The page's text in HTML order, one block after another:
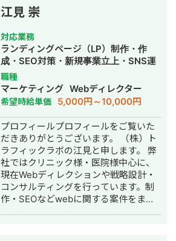
した。SEO対策においては、ゼロから
立ち上げた新規サイトをニッチ市場で
サービスキーワード検索1位に導き、月
間1.5万PV、月商500万円の売上を実現
した実績があります。 エンジニア知識
を持ったSEOディレクターとして、大
量のページを作成するようないわゆる
データベース型のサイトの構築も得意
です。 競合が対応しきれないような細
かいキーワードまで対策して、お問合
せにつなげる戦略でお客様の売上に貢
献します。 少し珍しいキャリアの特徴
として、Fリーグ（フットサル日本トッ
プリーグ）のエスポラーダ北海道、バ
サジィ大分でプロ選手として活動しな
がらWeb制作の経験を積んできました
（バサジィ大分在籍時は完全プロ契約
のため1年間休職）。 アスリートとし
江見 崇
対応業務
ランディングページ（LP）制作・作
成・SEO対策・新規事業立上・SNS運
用代行・記事作成代行・ライティン
グ・翻訳・ホームページ制作・作成・
バナー制作・デザイン・ロゴデザイ
ン・作成・イラスト制作・リスティン
グ広告運用代行
職種
マーケティング Webディレクター
希望時給単価 5,000円～10,000円
プロフィールプロフィールをご覧いた
だきありがとうございます。 （株）ト
ラフィックラボの江見と申します。 弊
社ではクリニック様・医院様中心に、
現在Webディレクションや戦略設計・
コンサルティングを行っています。制
作・SEOなどwebに関する案件をまる